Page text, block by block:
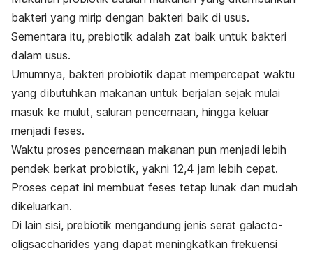
bakteri yang mirip dengan bakteri baik di usus.
Sementara itu, prebiotik adalah zat baik untuk bakteri
dalam usus.
Umumnya, bakteri probiotik dapat mempercepat waktu
yang dibutuhkan makanan untuk berjalan sejak mulai
masuk ke mulut, saluran pencernaan, hingga keluar
menjadi feses.
Waktu proses pencernaan makanan pun menjadi lebih
pendek berkat probiotik, yakni 12,4 jam lebih cepat.
Proses cepat ini membuat feses tetap lunak dan mudah
dikeluarkan.
Di lain sisi, prebiotik mengandung jenis serat galacto-
oligsaccharides yang dapat meningkatkan frekuensi